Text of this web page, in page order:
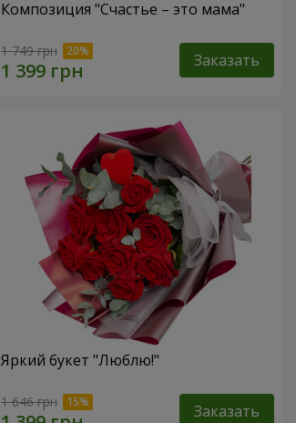
Композиция "Счастье – это мама"
1 749 грн Заказать
Яркий букет "Люблю!"
1 646 грн Заказать